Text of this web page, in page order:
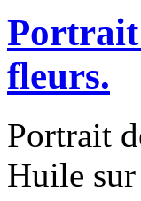
Portrait
fleurs.
Portrait
Huile